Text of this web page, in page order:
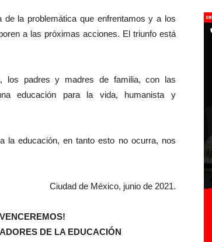
la problemática que enfrentamos y a los
a las próximas acciones. El triunfo está
los padres y madres de familia, con las
educación para la vida, humanista y
la educación, en tanto esto no ocurra, nos
Ciudad de México, junio de 2021.
DE LA EDUCACIÓN